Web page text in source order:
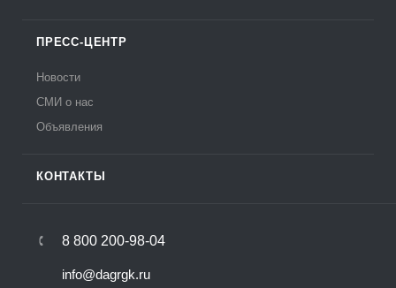
ПРЕСС-ЦЕНТР
Новости
СМИ о нас
Объявления
КОНТАКТЫ
8 800 200-98-04
info@dagrgk.ru